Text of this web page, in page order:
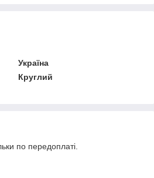
Україна
Круглий
по передоплаті.